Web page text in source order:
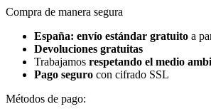
Compra de manera segura
España: envío estándar gratuito a
Devoluciones gratuitas
Trabajamos respetando el medio
Pago seguro con cifrado SSL
Métodos de pago: